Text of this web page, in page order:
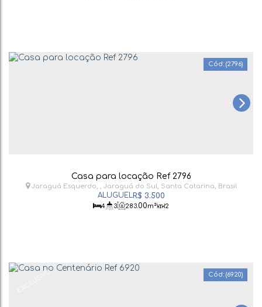
(2796)
Casa para locação Ref 2796
R$ 3.500
Jaraguá Esquerdo , Jaraguá do Sul, Santa Catarina, Brasil
4 3 283.00m² 2
EXCLUSIVO (6920)